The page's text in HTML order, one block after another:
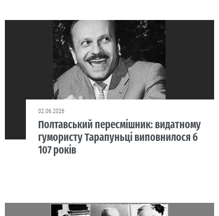
02.06.2026
Полтавський пересмішник: видатному
гумористу Тарапуньці виповнилося б
107 років